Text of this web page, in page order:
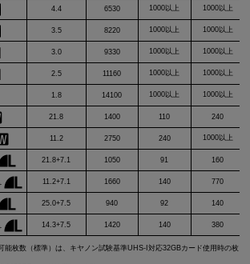
4.4 6530 1000以上 1000以上
3.5 8220 1000以上 1000以上
3.0 9330 1000以上 1000以上
2.5 11160 1000以上 1000以上
1.8 14100 1000以上 1000以上
21.8 1400 110 240
11.2 2750 240 1000以上
21.8+7.1 1050 91 160
11.2+7.1 1660 140 770
25.0+7.5 940 92 140
14.3+7.5 1420 140 380
能枚数（標準）は、キヤノン試験基準UHS-I対応32GBカード使用時の枚